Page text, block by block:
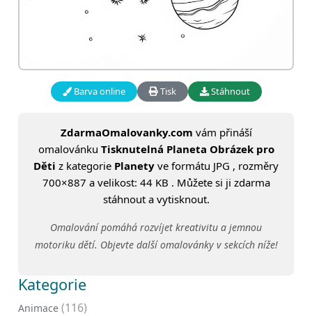
Barva online Tisk Stáhnout
ZdarmaOmalovanky.com vám přináší
omalovánku Tisknutelná Planeta Obrázek pro
Děti z kategorie Planety ve formátu JPG , rozměry
700×887 a velikost: 44 KB . Můžete si ji zdarma
stáhnout a vytisknout.
Omalování pomáhá rozvíjet kreativitu a jemnou
motoriku dětí. Objevte další omalovánky v sekcích níže!
Kategorie
Animace (116)